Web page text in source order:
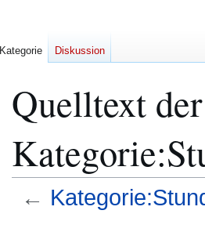
Quelltext
←
Kategorie Diskussion